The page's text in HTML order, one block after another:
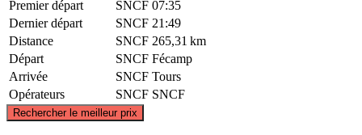
Premier départ
SNCF 07:35
Dernier départ
SNCF 21:49
Distance
SNCF 265,31 km
Départ
SNCF Fécamp
Arrivée
SNCF Tours
Opérateurs
SNCF SNCF
Rechercher le meilleur prix